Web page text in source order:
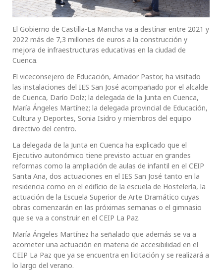
El Gobierno de Castilla-La Mancha va a destinar entre 2021 y
2022 más de 7,3 millones de euros a la construcción y
mejora de infraestructuras educativas en la ciudad de
Cuenca.
El viceconsejero de Educación, Amador Pastor, ha visitado
las instalaciones del IES San José acompañado por el alcalde
de Cuenca, Darío Dolz; la delegada de la Junta en Cuenca,
María Ángeles Martínez; la delegada provincial de Educación,
Cultura y Deportes, Sonia Isidro y miembros del equipo
directivo del centro.
La delegada de la Junta en Cuenca ha explicado que el
Ejecutivo autonómico tiene previsto actuar en grandes
reformas como la ampliación de aulas de infantil en el CEIP
Santa Ana, dos actuaciones en el IES San José tanto en la
residencia como en el edificio de la escuela de Hostelería, la
actuación de la Escuela Superior de Arte Dramático cuyas
obras comenzarán en las próximas semanas o el gimnasio
que se va a construir en el CEIP La Paz.
María Ángeles Martínez ha señalado que además se va a
acometer una actuación en materia de accesibilidad en el
CEIP La Paz que ya se encuentra en licitación y se realizará a
lo largo del verano.